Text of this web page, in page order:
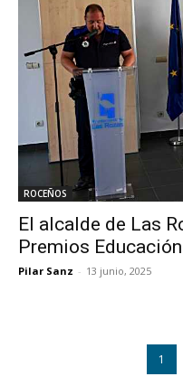
ROCEÑOS
El alcalde de Las
Premios
Pilar Sanz - 13 junio, 2025
1